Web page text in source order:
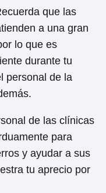
que las
a una gran
lo que es
durante tu
personal de la
de las clínicas
para
y ayudar a sus
tu aprecio por